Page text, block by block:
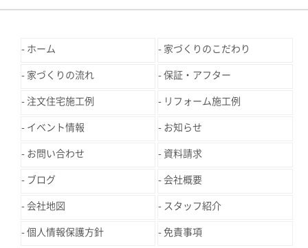
ホーム 家づくりのこだわり
家づくりの流れ 保証・アフター
注文住宅施工例 リフォーム施工例
イベント情報 お知らせ
お問い合わせ 資料請求
ブログ 会社概要
会社地図 スタッフ紹介
個人情報保護方針 免責事項